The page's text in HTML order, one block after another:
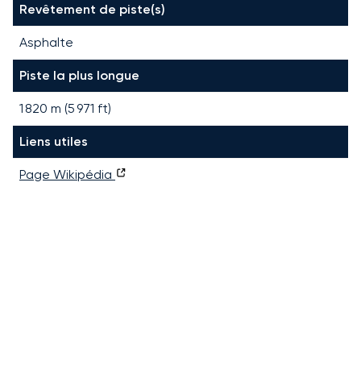
Revêtement de piste(s)
Asphalte
Piste la plus longue
1 820 m (5 971 ft)
Liens utiles
Page Wikipédia